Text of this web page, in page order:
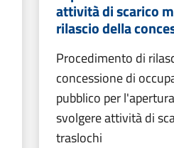
attività di scarico
rilascio della
Procedimento di
concessione di
pubblico per
svolgere attività di
traslochi